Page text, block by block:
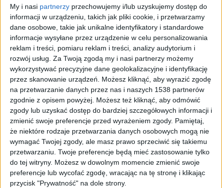
My i nasi partnerzy przechowujemy i/lub uzyskujemy dostęp do
informacji w urządzeniu, takich jak pliki cookie, i przetwarzamy
dane osobowe, takie jak unikalne identyfikatory i standardowe
informacje wysyłane przez urządzenie w celu personalizowania
reklam i treści, pomiaru reklam i treści, analizy audytorium i
rozwój usług. Za Twoją zgodą my i nasi partnerzy możemy
wykorzystywać precyzyjne dane geolokalizacyjne i identyfikację
przez skanowanie urządzeń. Możesz kliknąć, aby wyrazić zgodę
na przetwarzanie danych przez nas i naszych 1538 partnerów
zgodnie z opisem powyżej. Możesz też kliknąć, aby odmówić
zgody lub uzyskać dostęp do bardziej szczegółowych informacji i
zmienić swoje preferencje przed wyrażeniem zgody. Pamiętaj,
że niektóre rodzaje przetwarzania danych osobowych mogą nie
wymagać Twojej zgody, ale masz prawo sprzeciwić się takiemu
przetwarzaniu. Twoje preferencje będą mieć zastosowanie tylko
do tej witryny. Możesz w dowolnym momencie zmienić swoje
preferencje lub wycofać zgodę, wracając na tę stronę i klikając
przycisk "Prywatność" na dole strony.
Elektryczne Porsche Taycan Cross Turismo Foto:
shutterstock.com/BoJack
Kolejna generacja samochodów 718 Cayman i 718
Boxter będzie w 100 procentach elektryczna.
Producent zapowiada, że bezemisyjne Porsche nie
stracą swojego sportowego charakteru. Efekt ma
być widoczny już w 2025 roku. Pozostało nam zatem
nieco ponad 2,5 roku, aby zakupić jedne z tańszych
dwudrzwiowych Porsche z jednostką benzynową!